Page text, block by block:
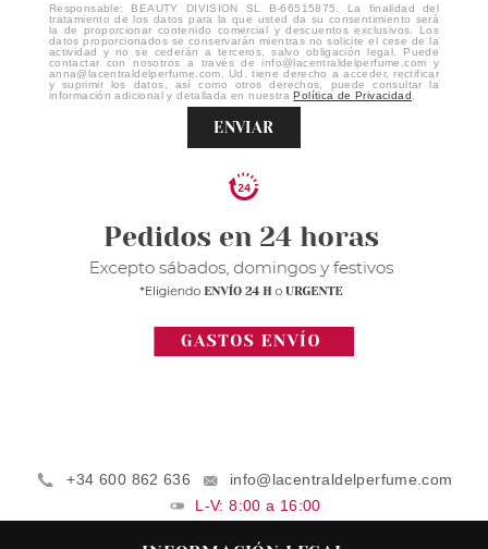
Responsable: BEAUTY DIVISION SL B-66515875. La finalidad del
tratamiento de los datos para la que usted da su consentimiento será
la de proporcionar contenido comercial y descuentos exclusivos. Los
datos proporcionados se conservarán mientras no solicite el cese de la
actividad y no se cederán a terceros, salvo obligación legal. Puede
contactar con nosotros a través de info@lacentraldelperfume.com y
anna@lacentraldelperfume.com. Ud. tiene derecho a acceder, rectificar
y suprimir los datos, así como otros derechos, puede consultar la
información adicional y detallada en nuestraPolítica de Privacidad
ENVIAR
+34 600 862 636
info@lacentraldelperfume.com
L-V: 8:00 a 16:00